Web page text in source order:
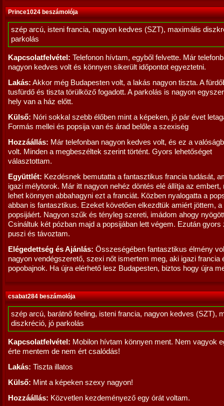
Prince1024 beszámolója
szép arcú, isteni francia, nagyon kedves (SZT), maximális
parkolás
Kapcsolatfelvétel: Telefonon hívtam, egyből felvette. Már
nagyon kedves volt és könnyen sikerült időpontot egyeztetni.
Lakás: Akkor még Budapesten volt, a lakás nagyon tiszta. A
tusfürdő és tiszta törülköző fogadott. A parkolás is nagyon
hely van a ház előtt.
Külső: Nóri sokkal szebb élőben mint a képeken, jó pár évet
Formás mellei és popsija van és árad belőle a szexiség
Hozzáállás: Már telefonban nagyon kedves volt, és ez a
volt. Minden a megbeszéltek szerint történt. Gyors lehetőséget
választottam.
Együttlét: Kezdésnek bemutatta a fantasztikus francia tudását,
igazi mélytorok. Már itt nagyon nehéz döntés elé állítja az embert,
lehet könnyen abbahagyni ezt a franciát. Közben nyalogatta a
abban is fantasztikus. Ezeket követően elkezdtük amiért jöttem, a
popsijáért. Nagyon szűk és tényleg szereti, imádom ahogy
Csináltuk két pózban majd a popsijában lett végem. Ezután gyors
puszi és távoztam.
Elégedettség és Ajánlás: Összeségében fantasztikus élmény
nagyon vendégszerető, szexi nőt ismertem meg, aki igazi francia
popobajnok. Ha újra elérhető lesz Budapesten, biztos hogy újra
csabat284 beszámolója
szép arcú, barátnő feeling, isteni francia, nagyon kedves (SZT),
diszkréció, jó parkolás
Kapcsolatfelvétel: Mobilon hívtam könnyen ment. Nem vagyok
érte mentem de nem ért csalódás!
Lakás: Tiszta illatos
Külső: Mint a képeken szexy nagyon!
Hozzáállás: Közvetlen kezdeményező egy órát voltam.